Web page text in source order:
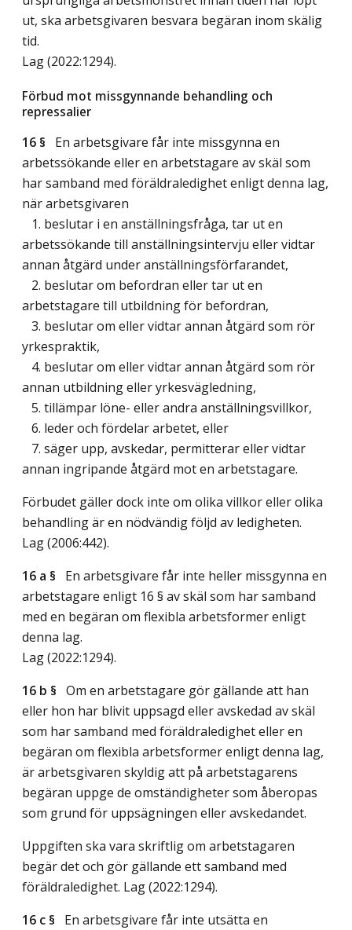
ut, ska arbetsgivaren besvara begäran inom skälig
tid.
Lag (2022:1294).
Förbud mot missgynnande behandling och
repressalier
16 § En arbetsgivare får inte missgynna en
arbetssökande eller en arbetstagare av skäl som
har samband med föräldraledighet enligt denna lag,
när arbetsgivaren
1. beslutar i en anställningsfråga, tar ut en
arbetssökande till anställningsintervju eller vidtar
annan åtgärd under anställningsförfarandet,
2. beslutar om befordran eller tar ut en
arbetstagare till utbildning för befordran,
3. beslutar om eller vidtar annan åtgärd som rör
yrkespraktik,
4. beslutar om eller vidtar annan åtgärd som rör
annan utbildning eller yrkesvägledning,
5. tillämpar löne- eller andra anställningsvillkor,
6. leder och fördelar arbetet, eller
7. säger upp, avskedar, permitterar eller vidtar
annan ingripande åtgärd mot en arbetstagare.
Förbudet gäller dock inte om olika villkor eller olika
behandling är en nödvändig följd av ledigheten.
Lag (2006:442).
16 a § En arbetsgivare får inte heller missgynna en
arbetstagare enligt 16 § av skäl som har samband
med en begäran om flexibla arbetsformer enligt
denna lag.
Lag (2022:1294).
16 b § Om en arbetstagare gör gällande att han
eller hon har blivit uppsagd eller avskedad av skäl
som har samband med föräldraledighet eller en
begäran om flexibla arbetsformer enligt denna lag,
är arbetsgivaren skyldig att på arbetstagarens
begäran uppge de omständigheter som åberopas
som grund för uppsägningen eller avskedandet.
Uppgiften ska vara skriftlig om arbetstagaren
begär det och gör gällande ett samband med
föräldraledighet. Lag (2022:1294).
16 c § En arbetsgivare får inte utsätta en